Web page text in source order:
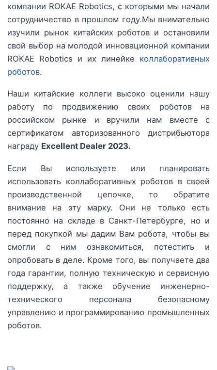
компании ROKAE Robotics, с которыми мы начали
сотрудничество в прошлом году.Мы внимательно
изучили рынок китайских роботов и остановили
свой выбор на молодой инновационной компании
ROKAE Robotics и их линейке коллаборативных
роботов.
Наши китайские коллеги высоко оценили нашу
работу по продвижению своих роботов на
российском рынке и вручили нам вместе с
сертификатом авторизованного дистрибьютора
награду Excellent Dealer 2023.
Если Вы используете или планировать
использовать коллаборативных роботов в своей
производственной цепочке, то обратите
внимание на эту марку. Они не только есть
постоянно на складе в Санкт-Петербурге, но и
перед покупкой мы дадим Вам робота, чтобы вы
смогли с ним ознакомиться, потестить и
опробовать в деле. Кроме того, вы получаете два
года гарантии, полную техническую и сервисную
поддержку, а также обучение инженерно-
технического персонала безопасному
управлению и программированию промышленных
роботов.